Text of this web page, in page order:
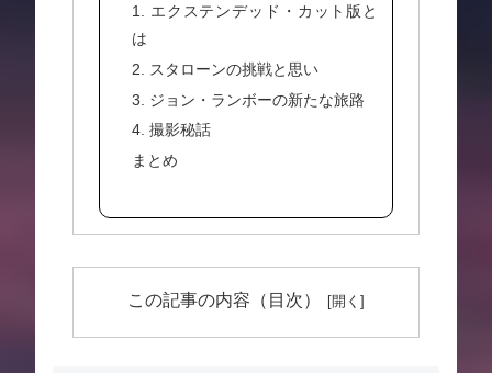
1. エクステンデッド・カット版と
は
2. スタローンの挑戦と思い
3. ジョン・ランボーの新たな旅路
4. 撮影秘話
まとめ
この記事の内容（目次）